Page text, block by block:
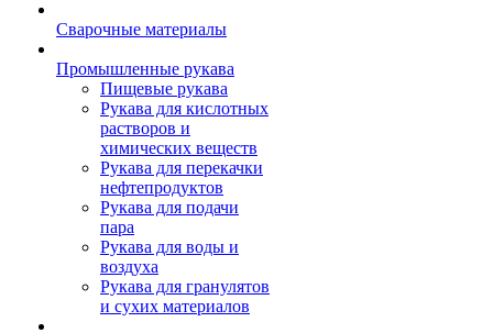
Сварочные материалы
Промышленные рукава
Пищевые рукава
Рукава для кислотных
растворов и
химических веществ
Рукава для перекачки
нефтепродуктов
Рукава для подачи
пара
Рукава для воды и
воздуха
Рукава для гранулятов
и сухих материалов